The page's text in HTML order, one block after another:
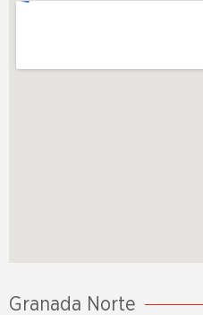
Granada Norte